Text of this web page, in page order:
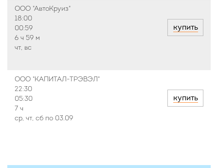
ООО "АвтоКруиз"
18:00
00:59
6 ч 59 м
чт, вс
купить
ООО "КАПИТАЛ-ТРЭВЭЛ"
22:30
05:30
7 ч
ср, чт, сб по 03.09
купить